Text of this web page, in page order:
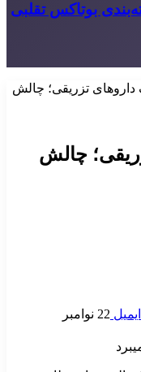
بوتاکس تقلبی
تزریقی؛ چالش
چالش
22 نوامبر